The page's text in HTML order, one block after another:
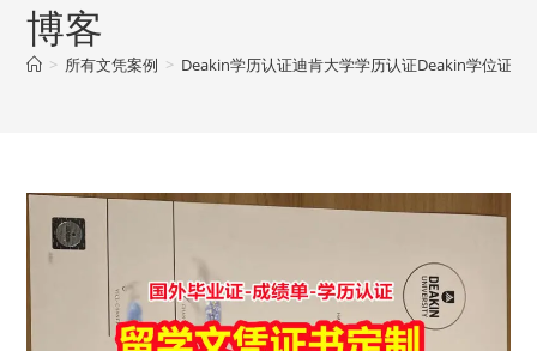
博客
> 所有文凭案例 > Deakin学历认证迪肯大学学历认证Deakin学位证定